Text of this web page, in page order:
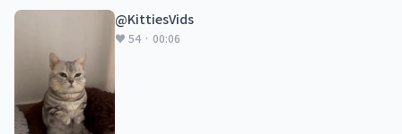
@KittiesVids
♥ 54 · 00:06